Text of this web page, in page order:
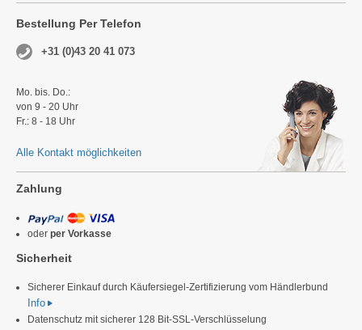
Bestellung Per Telefon
+31 (0)43 20 41 073
Mo. bis. Do.:
von 9 - 20 Uhr
Fr.: 8 - 18 Uhr
Alle Kontakt möglichkeiten
Zahlung
oder per Vorkasse
Sicherheit
Sicherer Einkauf durch Käufersiegel-Zertifizierung vom Händlerbund
Info
Datenschutz mit sicherer 128 Bit-SSL-Verschlüsselung